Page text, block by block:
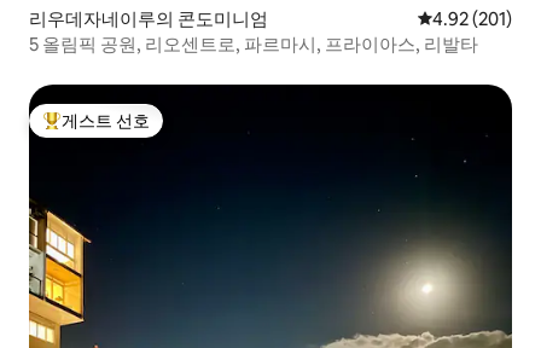
리우데자네이루의 콘도미니엄 평점 4.92점(5
4.92 (201)
5 올림픽 공원, 리오센트로, 파르마시, 프라이아스, 리발타
상위 게스트 선호
게스트 선호